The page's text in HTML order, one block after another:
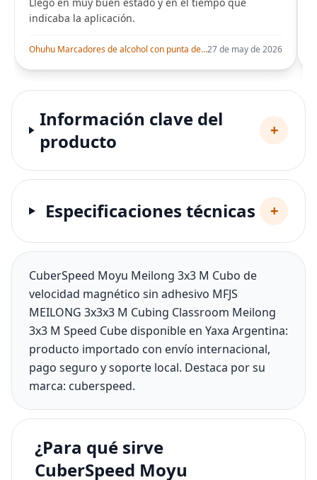
indicaba la aplicación.
Ohuhu Marcadores de alcohol con punta de pincel – Juego de marcadores artísticos de doble punta con certificación AP para artistas adultos27 de may de 2026
Información clave del
producto
+
Especificaciones técnicas +
CuberSpeed Moyu Meilong 3x3 M Cubo de
velocidad magnético sin adhesivo MFJS
MEILONG 3x3x3 M Cubing Classroom Meilong
3x3 M Speed Cube disponible en Yaxa Argentina:
producto importado con envío internacional,
pago seguro y soporte local. Destaca por su
marca: cuberspeed.
¿Para qué sirve
CuberSpeed Moyu